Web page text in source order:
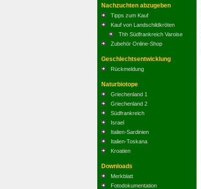
Nachzuchten abzugeben
Tipps zum Kauf
Kauf von Landschildkröten
Thh Südfrankreich Varoise
Zubehör Online-Shop
Geschlechtsentwicklung
Rückmeldung
Naturbiotope
Griechenland 1
Griechenland 2
Südfrankreich
Israel
Italien-Sardinien
Italien-Toskana
Kroatien
Downloads
Merkblatt
Fotodokumentation